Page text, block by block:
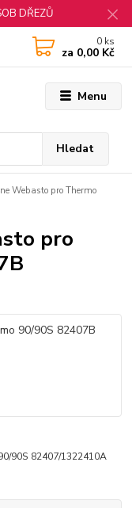
DŘEZŮ
Menu
Hledat
0 ks
za 0,00 Kč
Webasto pro Thermo
pro
90S 82407/1322410A